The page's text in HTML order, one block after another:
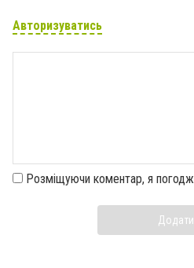
Авторизуватись
Розміщуючи коментар, я
Додати